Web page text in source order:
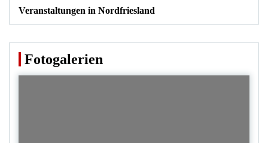
Veranstaltungen in Nordfriesland
Fotogalerien